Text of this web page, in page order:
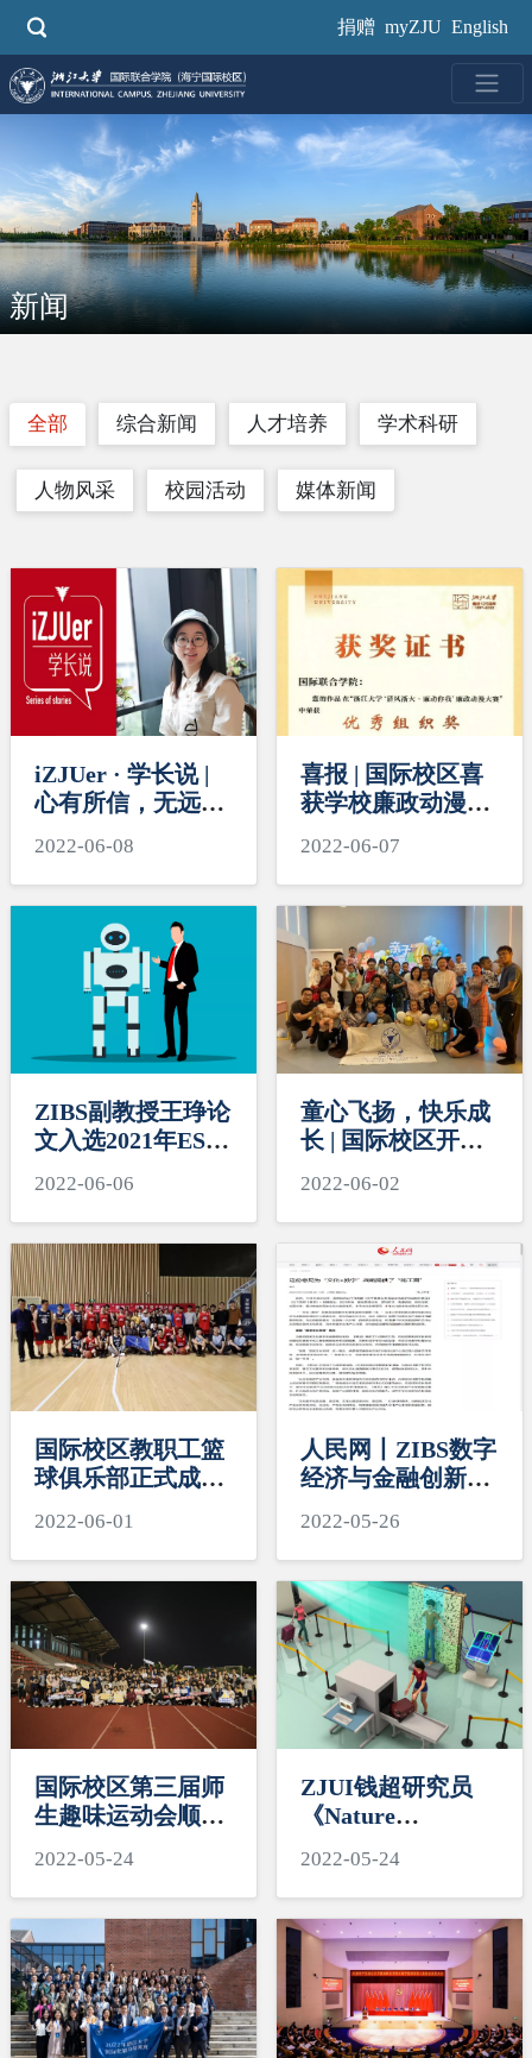
要
捐赠 myZJU English
新闻
全部 综合新闻 人才培养 学术科研
人物风采 校园活动 媒体新闻
iZJUer · 学长说 |
心有所信，无远弗
受土木的学科魅力
2022-06-08
喜报 | 国际校区喜
获学校廉政动漫大
2022-06-07
ZIBS副教授王琤论
文入选2021年ESI
2022-06-06
童心飞扬，快乐成
长 | 国际校区开展
2022-06-02
国际校区教职工篮
球俱乐部正式成立
教职工篮球友谊赛
开赛
2022-06-01
人民网丨ZIBS数字
经济与金融创新研
研究员盘和林就
《关于推进实施国
家文化数字化战略
的意见》发表观点
2022-05-26
国际校区第三届师
生趣味运动会顺利
2022-05-24
ZJUI钱超研究员
《Nature
发文：类脑超材料
的动态识别和幻觉
隐身
2022-05-24